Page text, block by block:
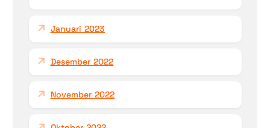
Januari 2023
Desember 2022
November 2022